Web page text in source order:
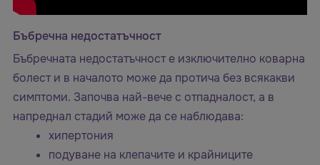
Бъбречна недостатъчност
Бъбречната недостатъчност е изключително коварна
болест и в началото може да протича без всякакви
симптоми. Започва най-вече с отпадналост, а в
напреднал стадий може да се наблюдава:
хипертония
подуване на клепачите и крайниците